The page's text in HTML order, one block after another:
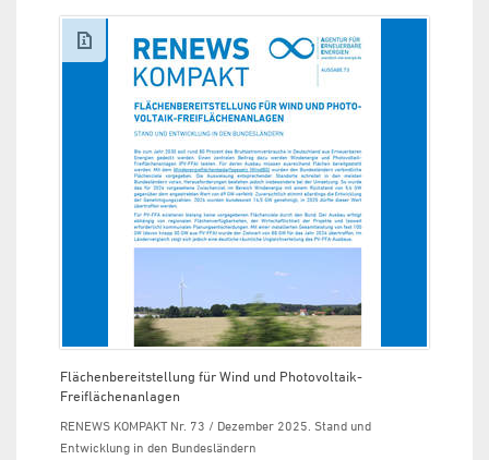
Flächenbereitstellung für Wind und Photovoltaik-
Freiflächenanlagen
RENEWS KOMPAKT Nr. 73 / Dezember 2025. Stand und
Entwicklung in den Bundesländern